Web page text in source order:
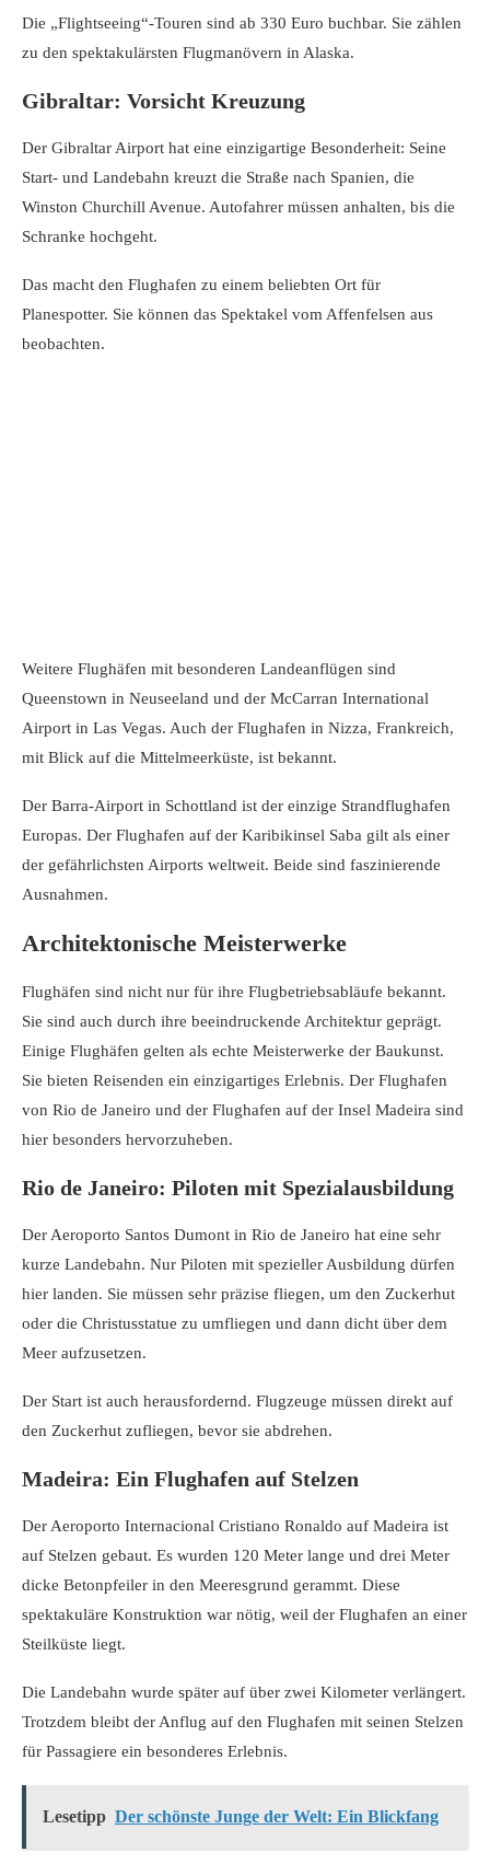
Die „Flightseeing“-Touren sind ab 330 Euro buchbar. Sie zählen
zu den spektakulärsten Flugmanövern in Alaska.
Gibraltar: Vorsicht Kreuzung
Der Gibraltar Airport hat eine einzigartige Besonderheit: Seine
Start- und Landebahn kreuzt die Straße nach Spanien, die
Winston Churchill Avenue. Autofahrer müssen anhalten, bis die
Schranke hochgeht.
Das macht den Flughafen zu einem beliebten Ort für
Planespotter. Sie können das Spektakel vom Affenfelsen aus
beobachten.
Weitere Flughäfen mit besonderen Landeanflügen sind
Queenstown in Neuseeland und der McCarran International
Airport in Las Vegas. Auch der Flughafen in Nizza, Frankreich,
mit Blick auf die Mittelmeerküste, ist bekannt.
Der Barra-Airport in Schottland ist der einzige Strandflughafen
Europas. Der Flughafen auf der Karibikinsel Saba gilt als einer
der gefährlichsten Airports weltweit. Beide sind faszinierende
Ausnahmen.
Architektonische Meisterwerke
Flughäfen sind nicht nur für ihre Flugbetriebsabläufe bekannt.
Sie sind auch durch ihre beeindruckende Architektur geprägt.
Einige Flughäfen gelten als echte Meisterwerke der Baukunst.
Sie bieten Reisenden ein einzigartiges Erlebnis. Der Flughafen
von Rio de Janeiro und der Flughafen auf der Insel Madeira sind
hier besonders hervorzuheben.
Rio de Janeiro: Piloten mit Spezialausbildung
Der Aeroporto Santos Dumont in Rio de Janeiro hat eine sehr
kurze Landebahn. Nur Piloten mit spezieller Ausbildung dürfen
hier landen. Sie müssen sehr präzise fliegen, um den Zuckerhut
oder die Christusstatue zu umfliegen und dann dicht über dem
Meer aufzusetzen.
Der Start ist auch herausfordernd. Flugzeuge müssen direkt auf
den Zuckerhut zufliegen, bevor sie abdrehen.
Madeira: Ein Flughafen auf Stelzen
Der Aeroporto Internacional Cristiano Ronaldo auf Madeira ist
auf Stelzen gebaut. Es wurden 120 Meter lange und drei Meter
dicke Betonpfeiler in den Meeresgrund gerammt. Diese
spektakuläre Konstruktion war nötig, weil der Flughafen an einer
Steilküste liegt.
Die Landebahn wurde später auf über zwei Kilometer verlängert.
Trotzdem bleibt der Anflug auf den Flughafen mit seinen Stelzen
für Passagiere ein besonderes Erlebnis.
Lesetipp Der schönste Junge der Welt: Ein Blickfang